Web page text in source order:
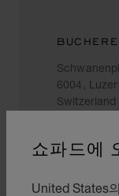
쇼파드에
United States
6004,
Switzerland